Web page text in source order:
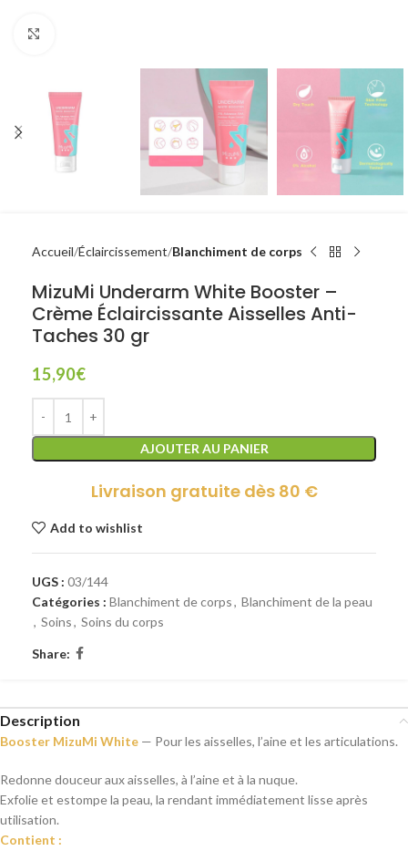
Accueil Éclaircissement Blanchiment de corps
MizuMi Underarm White Booster –
Crème Éclaircissante Aisselles Anti-
Taches 30 gr
15,90€
AJOUTER AU PANIER
Livraison gratuite dès 80 €
Add to wishlist
UGS : 03/144
Catégories : Blanchiment de corps, Blanchiment de la peau
, Soins, Soins du corps
Share:
Description
Booster MizuMi White — Pour les aisselles, l’aine et les articulations.
Redonne douceur aux aisselles, à l’aine et à la nuque.
Exfolie et estompe la peau, la rendant immédiatement lisse après
utilisation.
Contient :